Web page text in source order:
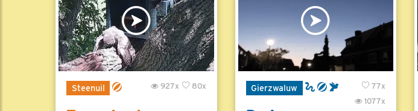
Steenuil 80x
927x Gierzwaluw
77x
1077x